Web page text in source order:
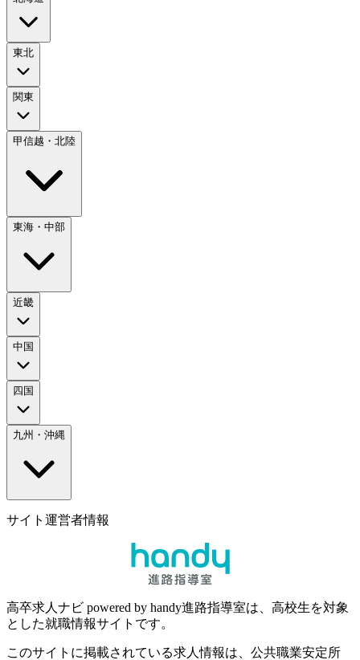
東北
関東
甲信越・北陸
東海・中部
近畿
中国
四国
九州・沖縄
サイト運営者情報
高卒求人ナビ powered by handy進路指導室は、高校生を対象
とした就職情報サイトです。
このサイトに掲載されている求人情報は、公共職業安定所